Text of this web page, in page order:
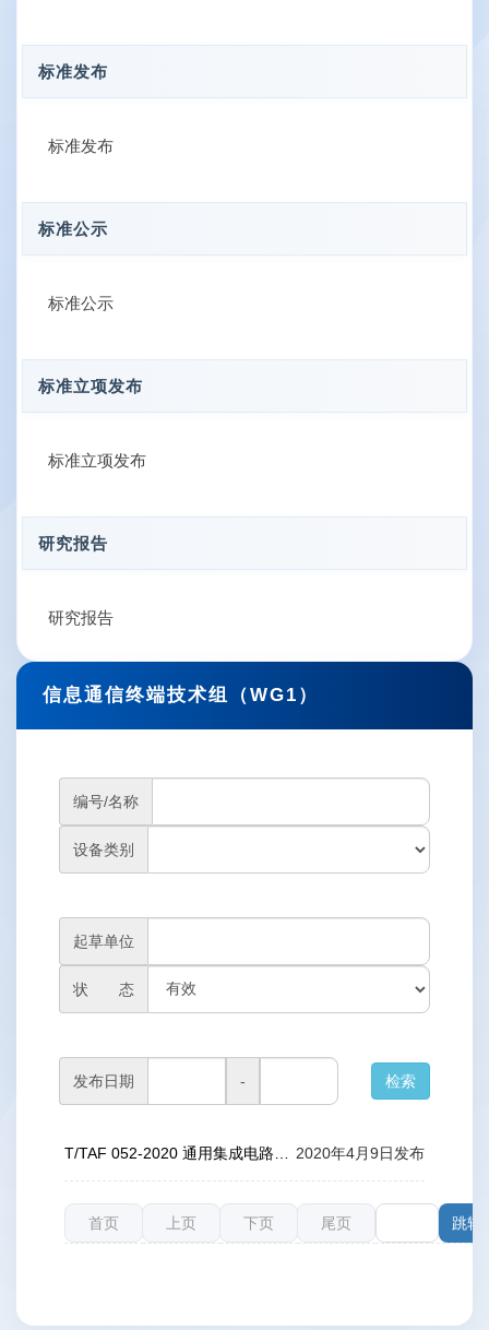
标准发布
标准发布
标准公示
标准公示
标准立项发布
标准立项发布
研究报告
研究报告
信息通信终端技术组（WG1）
编号/名称
设备类别
起草单位
状 态
发布日期 -
2020年4月9日发布
首页 上页 下页 尾页